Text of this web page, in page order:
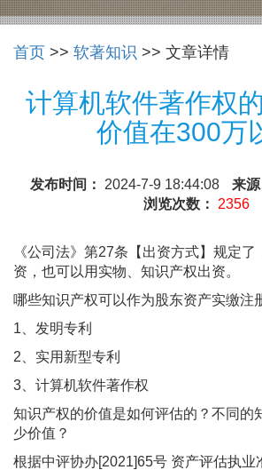
首页 >> 软著知识 >> 文章详情
计算机软件著作权
价值在300万
发布时间： 2024-7-9 18:44:08 来源
浏览次数： 2356
《公司法》第27条【出资方式】规定
资，也可以用实物、知识产权出资。
哪些知识产权可以作为股东资产实缴注
1、发明专利
2、实用新型专利
3、计算机软件著作权
知识产权的价值是如何评估的？不同的
少价值？
根据中评协办[2021]65号 资产评估执业